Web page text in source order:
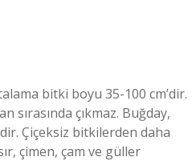
bitki boyu 35-100 cm’dir.
sırasında çıkmaz. Buğday,
Çiçeksiz bitkilerden daha
çimen, çam ve güller